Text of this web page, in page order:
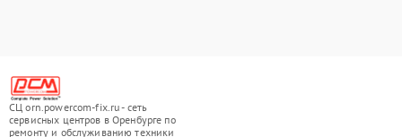
СЦ orn.powercom-fix.ru - сеть
сервисных центров в Оренбурге по
ремонту и обслуживанию техники